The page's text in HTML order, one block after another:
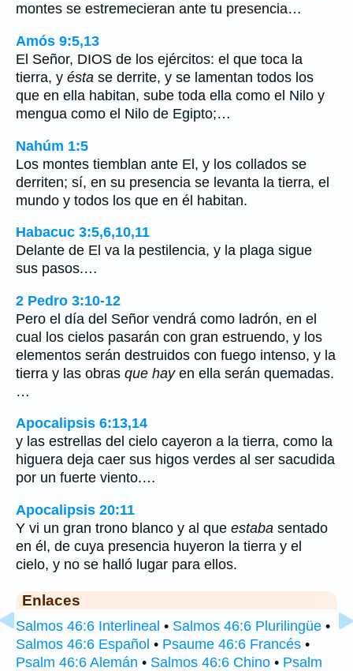
montes se estremecieran ante tu presencia…
Amós 9:5,13
El Señor, DIOS de los ejércitos: el que toca la
tierra, y ésta se derrite, y se lamentan todos los
que en ella habitan, sube toda ella como el Nilo y
mengua como el Nilo de Egipto;…
Nahúm 1:5
Los montes tiemblan ante El, y los collados se
derriten; sí, en su presencia se levanta la tierra, el
mundo y todos los que en él habitan.
Habacuc 3:5,6,10,11
Delante de El va la pestilencia, y la plaga sigue
sus pasos.…
2 Pedro 3:10-12
Pero el día del Señor vendrá como ladrón, en el
cual los cielos pasarán con gran estruendo, y los
elementos serán destruidos con fuego intenso, y la
tierra y las obras que hayen ella serán quemadas.
…
Apocalipsis 6:13,14
y las estrellas del cielo cayeron a la tierra, como la
higuera deja caer sus higos verdes al ser sacudida
por un fuerte viento.…
Apocalipsis 20:11
Y vi un gran trono blanco y al que estaba sentado
en él, de cuya presencia huyeron la tierra y el
cielo, y no se halló lugar para ellos.
Enlaces
Salmos 46:6 Interlineal • Salmos 46:6 Plurilingüe •
Salmos 46:6 Español • Psaume 46:6 Francés •
Psalm 46:6 Alemán • Salmos 46:6 Chino • Psalm